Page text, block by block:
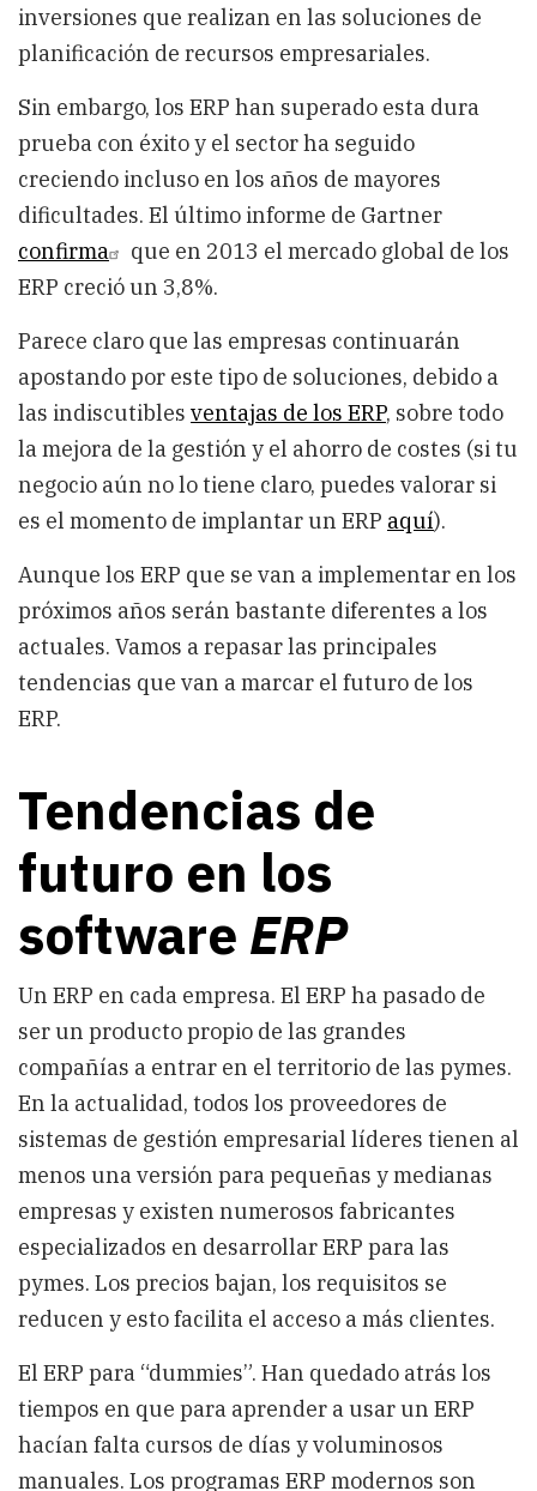
inversiones que realizan en las soluciones de
planificación de recursos empresariales.
Sin embargo, los ERP han superado esta dura
prueba con éxito y el sector ha seguido
creciendo incluso en los años de mayores
dificultades. El último informe de Gartner
confirma
que en 2013 el mercado global de los
ERP creció un 3,8%.
Parece claro que las empresas continuarán
apostando por este tipo de soluciones, debido a
las indiscutibles ventajas de los ERP, sobre todo
la mejora de la gestión y el ahorro de costes (si tu
negocio aún no lo tiene claro, puedes valorar si
es el momento de implantar un ERP aquí).
Aunque los ERP que se van a implementar en los
próximos años serán bastante diferentes a los
actuales. Vamos a repasar las principales
tendencias que van a marcar el futuro de los
ERP.
Tendencias de
futuro en los
software ERP
Un ERP en cada empresa. El ERP ha pasado de
ser un producto propio de las grandes
compañías a entrar en el territorio de las pymes.
En la actualidad, todos los proveedores de
sistemas de gestión empresarial líderes tienen al
menos una versión para pequeñas y medianas
empresas y existen numerosos fabricantes
especializados en desarrollar ERP para las
pymes. Los precios bajan, los requisitos se
reducen y esto facilita el acceso a más clientes.
El ERP para “dummies”. Han quedado atrás los
tiempos en que para aprender a usar un ERP
hacían falta cursos de días y voluminosos
manuales. Los programas ERP modernos son